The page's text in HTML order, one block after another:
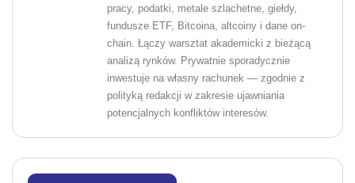
pracy, podatki, metale szlachetne, giełdy,
fundusze ETF, Bitcoina, altcoiny i dane on-
chain. Łączy warsztat akademicki z bieżącą
analizą rynków. Prywatnie sporadycznie
inwestuje na własny rachunek — zgodnie z
polityką redakcji w zakresie ujawniania
potencjalnych konfliktów interesów.